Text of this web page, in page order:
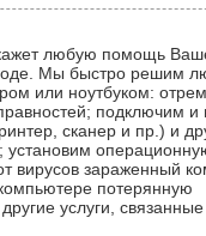
любую помощь
Мы быстро решим
или ноутбуком:
подключим и
сканер и пр.) и
установим
вирусов зараженный
потерянную
услуги, связанные